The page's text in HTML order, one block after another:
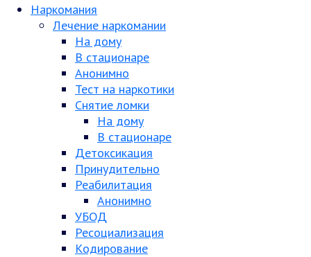
Наркомания
Лечение наркомании
На дому
В стационаре
Анонимно
Тест на наркотики
Снятие ломки
На дому
В стационаре
Детоксикация
Принудительно
Реабилитация
Анонимно
УБОД
Ресоциализация
Кодирование